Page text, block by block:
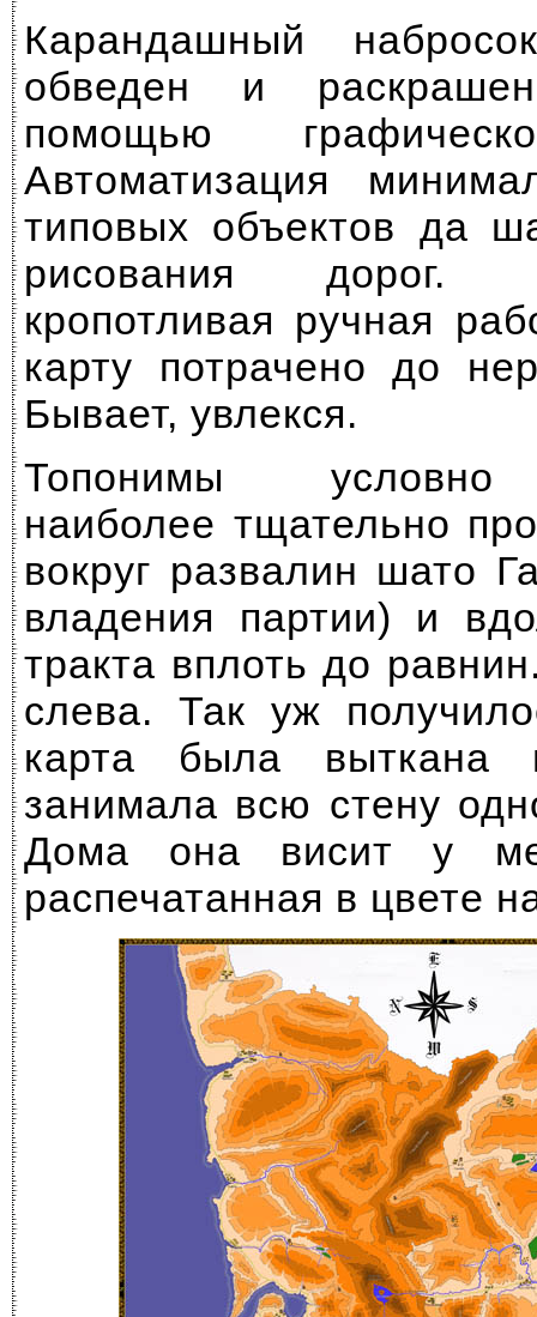
Карандашный
обведен и
помощью
Автоматизация
типовых объектов да
рисования дорог.
кропотливая ручная
карту потрачено до
Бывает, увлекся.
Топонимы условно
наиболее тщательно
вокруг развалин шато
владения партии) и
тракта вплоть до
слева. Так уж
карта была выткана
занимала всю стену
Дома она висит у
распечатанная в цвете